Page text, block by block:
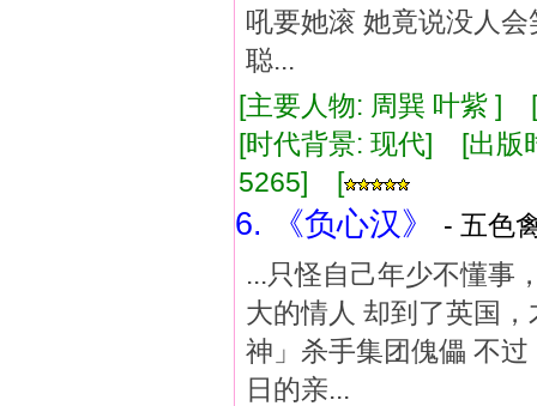
吼要她滚 她竟说没人
聪...
[主要人物: 周巽 叶紫 ]
[时代背景: 现代] [出
5265] [
6. 《负心汉》
- 五色
...只怪自己年少不懂事
大的情人 却到了英国
神」杀手集团傀儡 不
日的亲...